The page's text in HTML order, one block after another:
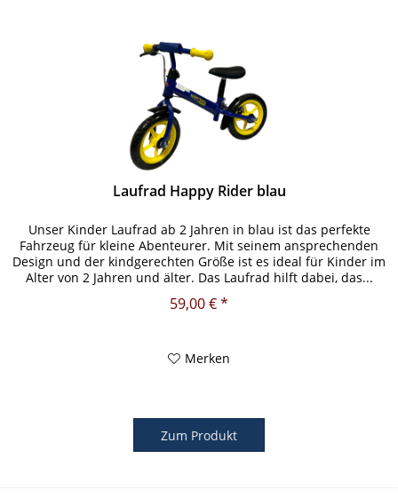
Laufrad Happy Rider blau
Unser Kinder Laufrad ab 2 Jahren in blau ist das perfekte
Fahrzeug für kleine Abenteurer. Mit seinem ansprechenden
Design und der kindgerechten Größe ist es ideal für Kinder im
Alter von 2 Jahren und älter. Das Laufrad hilft dabei, das...
59,00 € *
Merken
Zum Produkt